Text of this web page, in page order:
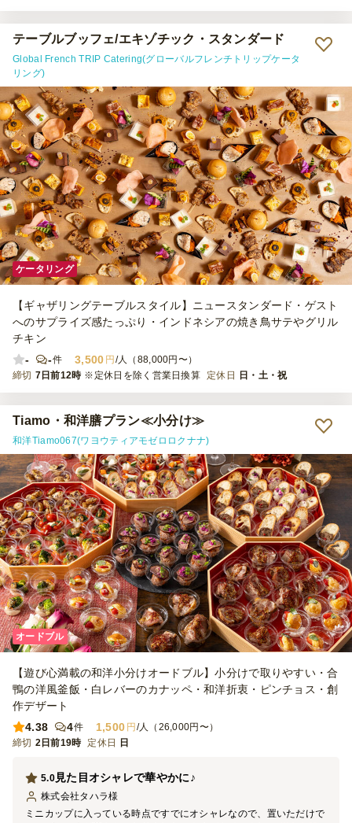
テーブルブッフェ/エキゾチック・スタンダード
Global French TRIP Catering(グローバルフレンチトリップケータ
リング)
ケータリング
【ギャザリングテーブルスタイル】ニュースタンダード・ゲスト
へのサプライズ感たっぷり・インドネシアの焼き鳥サテやグリル
チキン
-
-件 3,500 円 /人（88,000円〜）
締切 7日前12時 ※定休日を除く営業日換算 定休日 日・土・祝
Tiamo・和洋膳プラン≪小分け≫
和洋Tiamo067(ワヨウティアモゼロロクナナ)
オードブル
【遊び心満載の和洋小分けオードブル】小分けで取りやすい・合
鴨の洋風釜飯・白レバーのカナッペ・和洋折衷・ピンチョス・創
作デザート
4.38
4件 1,500 円 /人（26,000円〜）
締切 2日前19時 定休日 日
見た目オシャレで華やかに♪
5.0
株式会社タハラ様
ミニカップに入っている時点ですでにオシャレなので、置いただけで